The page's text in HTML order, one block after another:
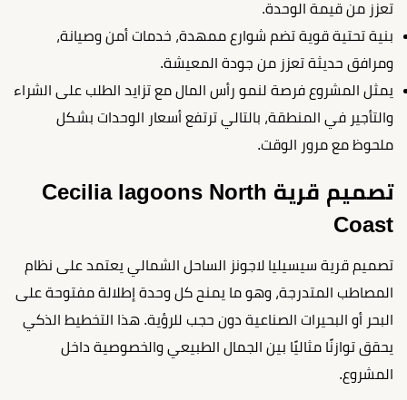
تعزز من قيمة الوحدة.
بنية تحتية قوية تضم شوارع ممهدة، خدمات أمن وصيانة،
ومرافق حديثة تعزز من جودة المعيشة.
يمثل المشروع فرصة لنمو رأس المال مع تزايد الطلب على الشراء
والتأجير في المنطقة، بالتالي ترتفع أسعار الوحدات بشكل
ملحوظ مع مرور الوقت.
تصميم قرية Cecilia lagoons North
Coast
تصميم قرية سيسيليا لاجونز الساحل الشمالي يعتمد على نظام
المصاطب المتدرجة، وهو ما يمنح كل وحدة إطلالة مفتوحة على
البحر أو البحيرات الصناعية دون حجب للرؤية. هذا التخطيط الذكي
يحقق توازنًا مثاليًا بين الجمال الطبيعي والخصوصية داخل
المشروع.